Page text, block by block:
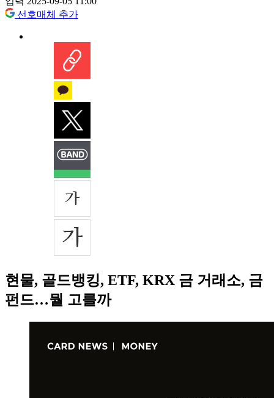
선호매체 추가
현물, 골드뱅킹, ETF, KRX 금 거래소, 금
펀드…뭘 고를까